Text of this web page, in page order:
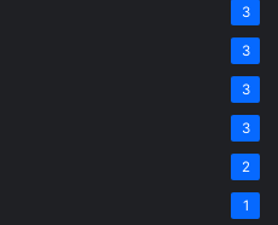
3
3
3
3
2
1